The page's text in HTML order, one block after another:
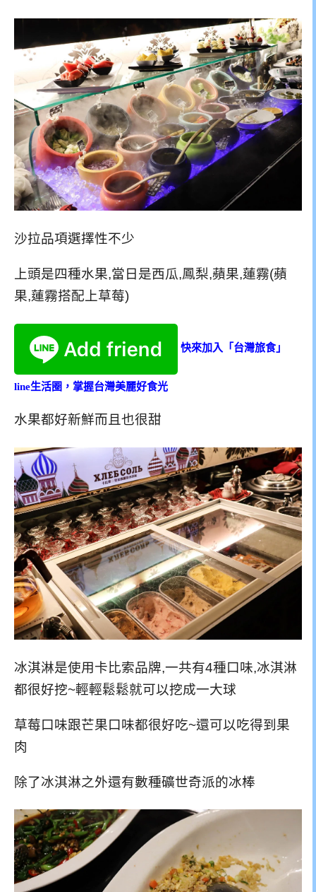
沙拉品項選擇性不少
上頭是四種水果,當日是西瓜,鳳梨,蘋果,蓮霧(蘋
果,蓮霧搭配上草莓)
快來加入「台灣旅食」
line生活圈，掌握台灣美麗好食光
水果都好新鮮而且也很甜
冰淇淋是使用卡比索品牌,一共有4種口味,冰淇淋
都很好挖~輕輕鬆鬆就可以挖成一大球
草莓口味跟芒果口味都很好吃~還可以吃得到果
肉
除了冰淇淋之外還有數種礦世奇派的冰棒